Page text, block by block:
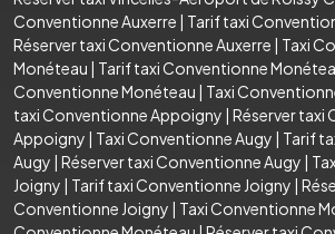
Conventionne Auxerre | Tarif taxi
Réserver taxi Conventionne Auxerre | Taxi
Monéteau | Tarif taxi Conventionne
Conventionne Monéteau | Taxi
taxi Conventionne Appoigny | Réserver taxi
Appoigny | Taxi Conventionne Augy | Tarif
Augy | Réserver taxi Conventionne Augy |
Joigny | Tarif taxi Conventionne Joigny |
Conventionne Joigny | Taxi Conventionne